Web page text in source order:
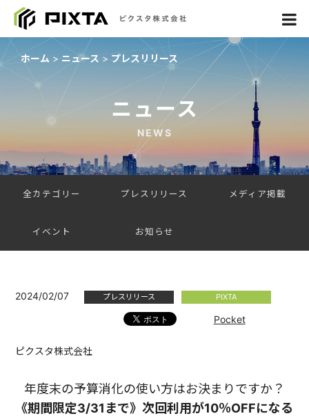
ホーム ニュース プレスリリース
ニュース
NEWS
全カテゴリー プレスリリース メディア掲載
イベント お知らせ
2024/02/07 プレスリリース PIXTA
Pocket
ピクスタ株式会社
年度末の予算消化の使い方はお決まりですか？
《期間限定3/31まで》次回利用が10％OFFになる